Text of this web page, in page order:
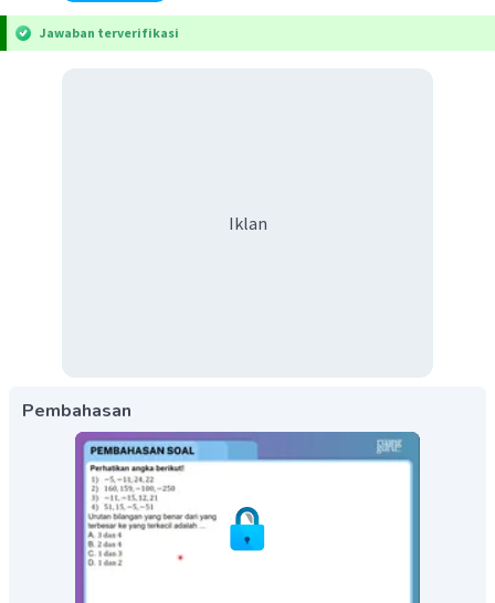
Jawaban terverifikasi
Iklan
Pembahasan